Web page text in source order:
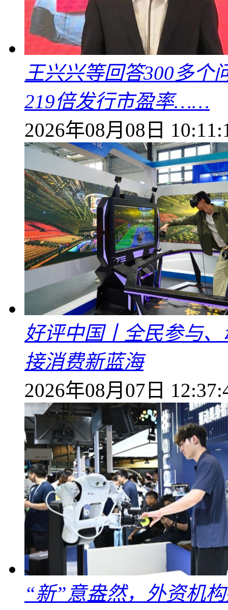
王兴兴等回答300多个
219倍发行市盈率……
2026年08月08日
好评中国丨全民参与
接消费新蓝海
2026年08月07日
“新”意盎然，外资机